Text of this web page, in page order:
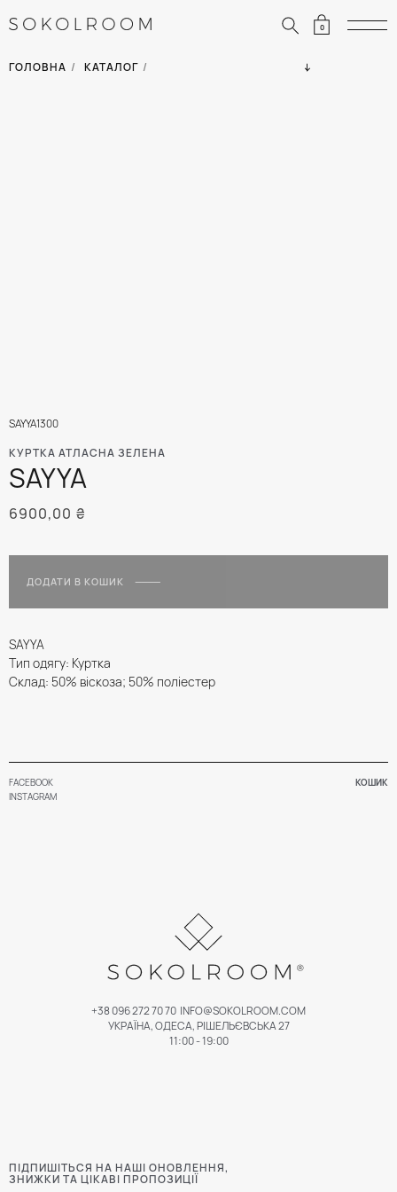
0
ГОЛОВНА / КАТАЛОГ /
КУРТКА АТЛАСНА ЗЕЛЕНА
SAYYA
SAYYA1300
6900,00 ₴
ДОДАТИ В КОШИК
SAYYA
Тип одягу: Куртка
Склад: 50% віскоза; 50% поліестер
FACEBOOK КОШИК
ПІДПИШІТЬСЯ НА НАШІ ОНОВЛЕННЯ,
ЗНИЖКИ ТА ЦІКАВІ ПРОПОЗИЦІЇ
+38 096 272 70 70 INFO@SOKOLROOM.COM
УКРАЇНА, ОДЕСА, РІШЕЛЬЄВСЬКА 27
11:00 - 19:00
INSTAGRAM